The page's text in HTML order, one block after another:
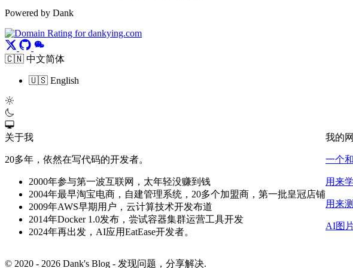
Powered by Dank
🇨🇳 中文简体
🇺🇸 English
关于我
20多年，依然在写代码的开发者。
2000年参与第一波互联网，太年轻没赚到钱
2004年最早淘宝电商，自建管理系统，20多个加盟商，第一批皇冠店铺
2009年AWS早期用户，云计算技术开发布道
2014年Docker 1.0发布，尝试容器集群运营工具开发
2024年再出发，AI应用EatEase开发者。
我的
一个
用来
用来
AI图
© 2020 - 2026 Dank's Blog - 发现问题，分享解决.